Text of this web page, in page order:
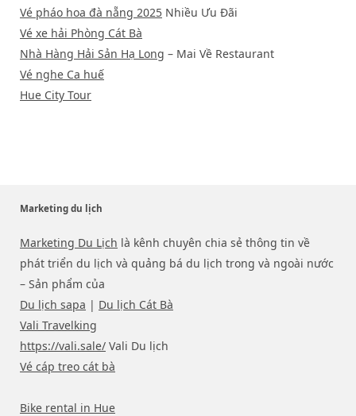
Vé pháo hoa đà nẵng 2025 Nhiều Ưu Đãi
Vé xe hải Phòng Cát Bà
Nhà Hàng Hải Sản Hạ Long – Mai Về Restaurant
Vé nghe Ca huế
Hue City Tour
Marketing du lịch
Marketing Du Lịch là kênh chuyên chia sẻ thông tin về
phát triển du lịch và quảng bá du lịch trong và ngoài nước
– Sản phẩm của
Du lịch sapa | Du lịch Cát Bà
Vali Travelking
https://vali.sale/ Vali Du lịch
Vé cáp treo cát bà
Bike rental in Hue